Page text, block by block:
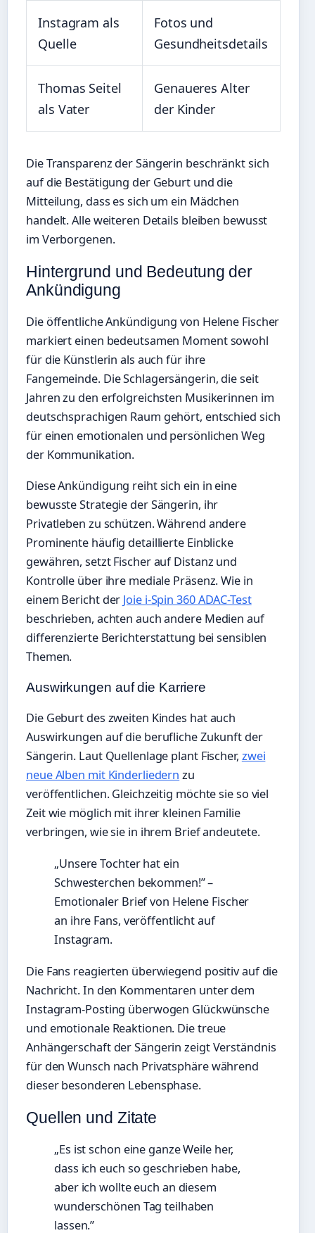
Instagram als
Quelle
Fotos und
Gesundheitsdetails
Thomas Seitel
als Vater
Genaueres Alter
der Kinder
Die Transparenz der Sängerin beschränkt sich
auf die Bestätigung der Geburt und die
Mitteilung, dass es sich um ein Mädchen
handelt. Alle weiteren Details bleiben bewusst
im Verborgenen.
Hintergrund und Bedeutung der
Ankündigung
Die öffentliche Ankündigung von Helene Fischer
markiert einen bedeutsamen Moment sowohl
für die Künstlerin als auch für ihre
Fangemeinde. Die Schlagersängerin, die seit
Jahren zu den erfolgreichsten Musikerinnen im
deutschsprachigen Raum gehört, entschied sich
für einen emotionalen und persönlichen Weg
der Kommunikation.
Diese Ankündigung reiht sich ein in eine
bewusste Strategie der Sängerin, ihr
Privatleben zu schützen. Während andere
Prominente häufig detaillierte Einblicke
gewähren, setzt Fischer auf Distanz und
Kontrolle über ihre mediale Präsenz. Wie in
einem Bericht der Joie i-Spin 360 ADAC-Test
beschrieben, achten auch andere Medien auf
differenzierte Berichterstattung bei sensiblen
Themen.
Auswirkungen auf die Karriere
Die Geburt des zweiten Kindes hat auch
Auswirkungen auf die berufliche Zukunft der
Sängerin. Laut Quellenlage plant Fischer, zwei
neue Alben mit Kinderliedern zu
veröffentlichen. Gleichzeitig möchte sie so viel
Zeit wie möglich mit ihrer kleinen Familie
verbringen, wie sie in ihrem Brief andeutete.
„Unsere Tochter hat ein
Schwesterchen bekommen!” –
Emotionaler Brief von Helene Fischer
an ihre Fans, veröffentlicht auf
Instagram.
Die Fans reagierten überwiegend positiv auf die
Nachricht. In den Kommentaren unter dem
Instagram-Posting überwogen Glückwünsche
und emotionale Reaktionen. Die treue
Anhängerschaft der Sängerin zeigt Verständnis
für den Wunsch nach Privatsphäre während
dieser besonderen Lebensphase.
Quellen und Zitate
„Es ist schon eine ganze Weile her,
dass ich euch so geschrieben habe,
aber ich wollte euch an diesem
wunderschönen Tag teilhaben
lassen.”